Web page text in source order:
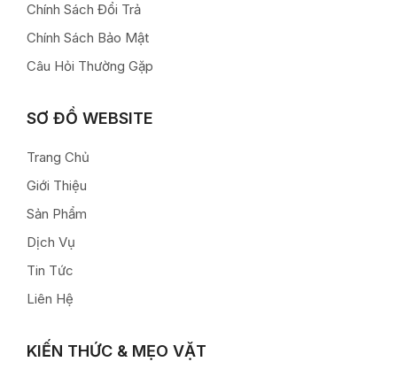
Chính Sách Đổi Trả
Chính Sách Bảo Mật
Câu Hỏi Thường Gặp
SƠ ĐỒ WEBSITE
Trang Chủ
Giới Thiệu
Sản Phẩm
Dịch Vụ
Tin Tức
Liên Hệ
KIẾN THỨC & MẸO VẶT